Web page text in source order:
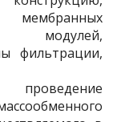
модулей,
фильтрации,
проведение